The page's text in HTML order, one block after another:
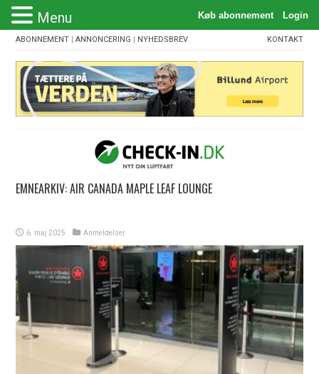
ABONNEMENT |ANNONCERING | NYHEDSBREV KONTAKT
EMNEARKIV:AIR CANADA MAPLE LEAF LOUNGE
6. maj 2025 Anmeldelser
Menu